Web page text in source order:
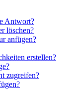
Antwort?
löschen?
anfügen?
erstellen?
zugreifen?